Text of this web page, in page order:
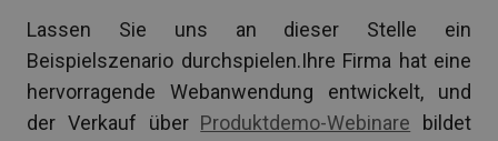
Lassen Sie uns an dieser Stelle ein
Beispielszenario durchspielen.Ihre Firma hat eine
hervorragende Webanwendung entwickelt, und
der Verkauf über Produktdemo-Webinare bildet